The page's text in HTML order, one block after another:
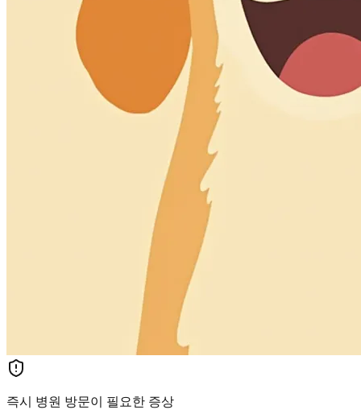
즉시 병원 방문이 필요한 증상